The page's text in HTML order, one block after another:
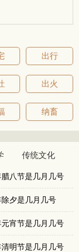
出行
出火
纳畜
传统文化
八节是几月几号
夕是几月几号
宵节是几月几号
明节是几月几号